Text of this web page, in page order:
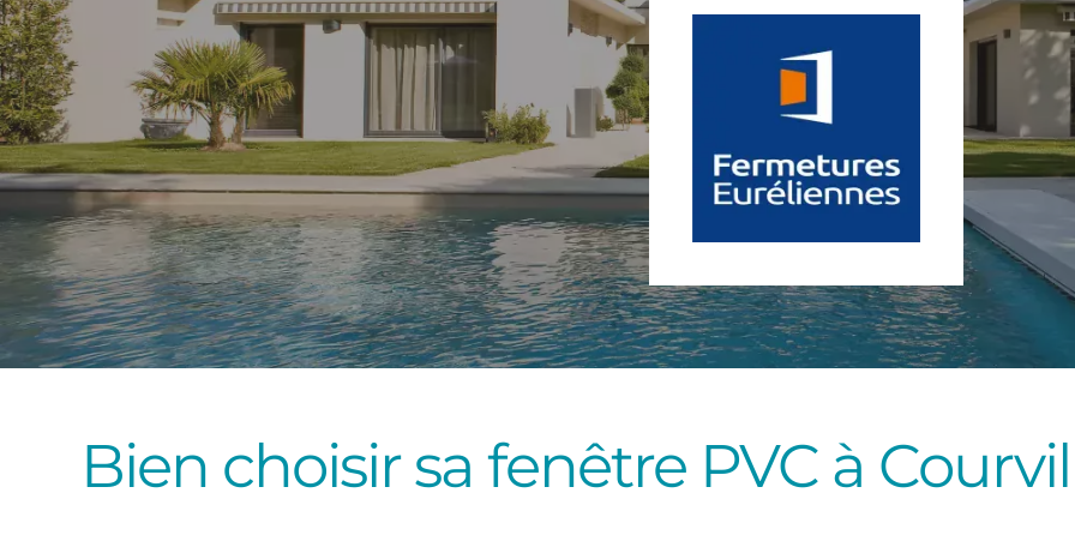
Portails et portillons
Carports
Clôtures
Bien choisir sa fenêtre PVC à